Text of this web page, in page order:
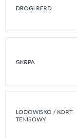
DROGI RFRD
GKRPA
LODOWISKO / KORT
TENISOWY